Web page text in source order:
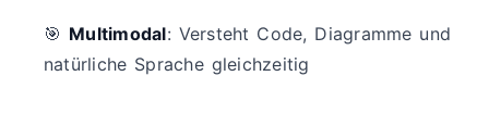
🎯 Multimodal: Versteht Code, Diagramme und
natürliche Sprache gleichzeitig